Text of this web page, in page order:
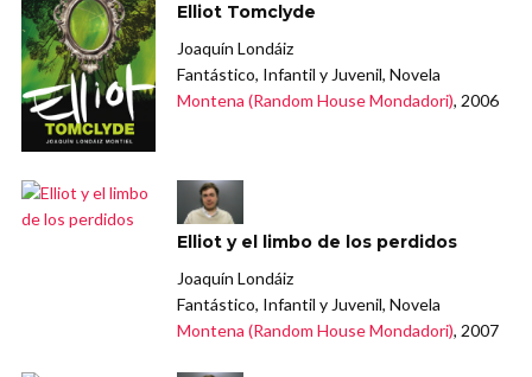
Elliot Tomclyde
Joaquín Londáiz
Fantástico, Infantil y Juvenil, Novela
Montena (Random House Mondadori), 2006
Elliot y el limbo de los perdidos
Joaquín Londáiz
Fantástico, Infantil y Juvenil, Novela
Montena (Random House Mondadori), 2007